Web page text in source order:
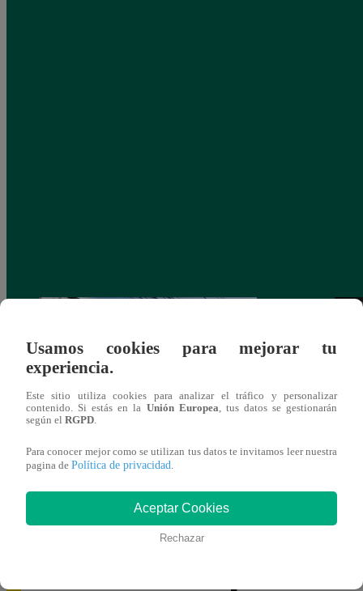
Asesinan a comerciante ferretero dentro de
galería en San Juan de Lurigancho
Usamos cookies para mejorar tu
experiencia.
Este sitio utiliza cookies para analizar el tráfico y personalizar
contenido. Si estás en la Unión Europea, tus datos se gestionarán
según el RGPD.
Para conocer mejor como se utilizan tus datos te invitamos leer nuestra
pagina de Política de privacidad.
Aceptar Cookies
Rechazar